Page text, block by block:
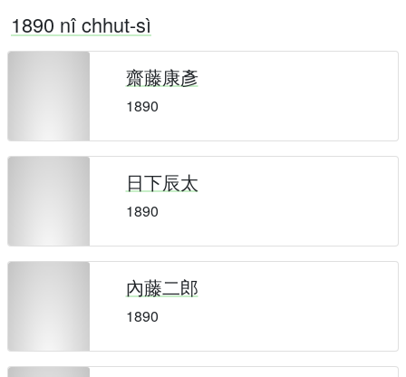
1890 nî chhut-sì
齋藤康彥
1890
日下辰太
1890
內藤二郎
1890